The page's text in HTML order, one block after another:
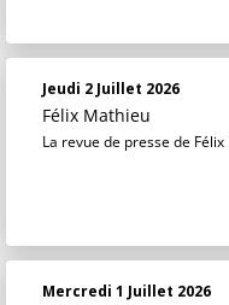
Jeudi 2 Juillet 2026
Félix Mathieu
La revue de presse de
Mercredi 1 Juillet 2026